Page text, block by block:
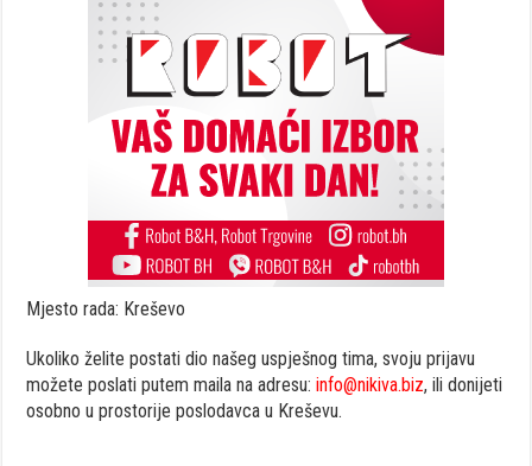
Mjesto rada: Kreševo
Ukoliko želite postati dio našeg uspješnog tima, svoju prijavu
možete poslati putem maila na adresu:info@nikiva.biz, ili donijeti
osobno u prostorije poslodavca u Kreševu.